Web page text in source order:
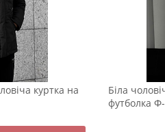
куртка на
Біла
футболка